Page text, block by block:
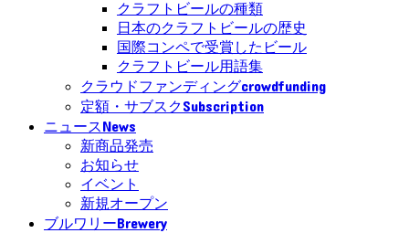
クラフトビールの種類
日本のクラフトビールの歴史
国際コンペで受賞したビール
クラフトビール用語集
クラウドファンディングcrowdfunding
定額・サブスクSubscription
ニュースNews
新商品発売
お知らせ
イベント
新規オープン
ブルワリーBrewery